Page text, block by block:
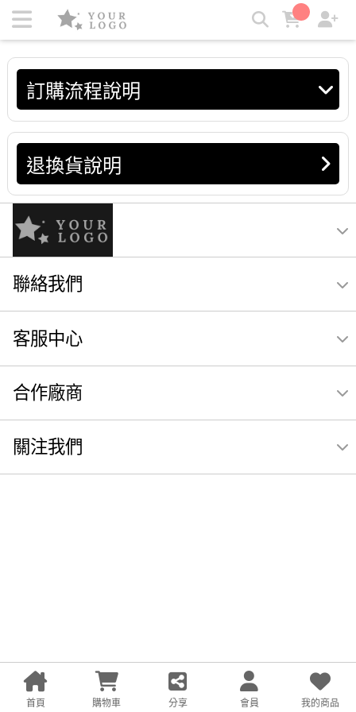
訂購流程說明 | Kezza
訂購流程說明
退換貨說明
聯絡我們
客服中心
合作廠商
關注我們
首頁 購物車 分享 會員 我的商品